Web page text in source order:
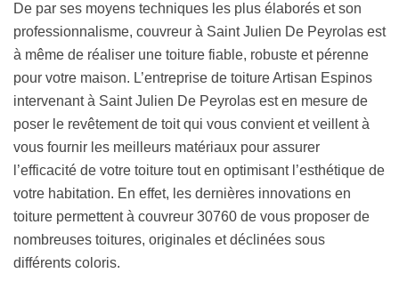
De par ses moyens techniques les plus élaborés et son
professionnalisme, couvreur à Saint Julien De Peyrolas est
à même de réaliser une toiture fiable, robuste et pérenne
pour votre maison. L’entreprise de toiture Artisan Espinos
intervenant à Saint Julien De Peyrolas est en mesure de
poser le revêtement de toit qui vous convient et veillent à
vous fournir les meilleurs matériaux pour assurer
l’efficacité de votre toiture tout en optimisant l’esthétique de
votre habitation. En effet, les dernières innovations en
toiture permettent à couvreur 30760 de vous proposer de
nombreuses toitures, originales et déclinées sous
différents coloris.